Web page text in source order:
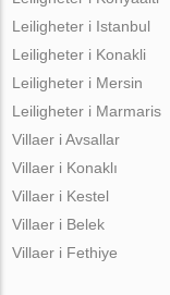
Leiligheter i Istanbul
Leiligheter i Konakli
Leiligheter i Mersin
Leiligheter i Marmaris
Villaer i Avsallar
Villaer i Konaklı
Villaer i Kestel
Villaer i Belek
Villaer i Fethiye